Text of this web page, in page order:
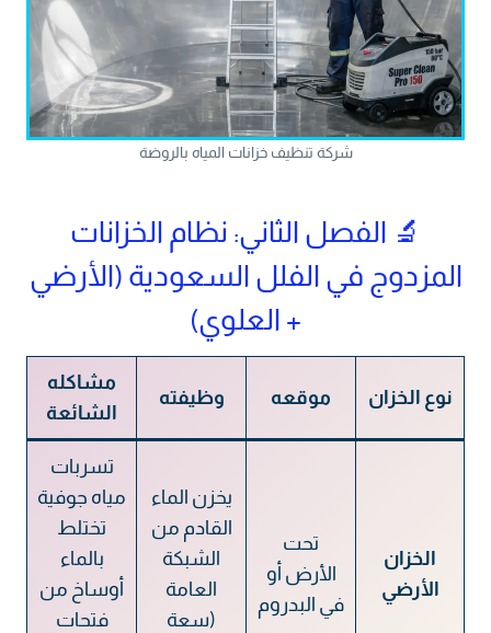
شركة تنظيف خزانات المياه بالروضة
🔬 الفصل الثاني: نظام الخزانات
المزدوج في الفلل السعودية (الأرضي
+ العلوي)
نوع الخزان موقعه وظيفته
مشاكله
الشائعة
الخزان
الأرضي
تحت
الأرض أو
في البدروم
يخزن الماء
القادم من
الشبكة
العامة
(سعة
تسربات
مياه جوفية
تختلط
بالماء
أوساخ من
فتحات